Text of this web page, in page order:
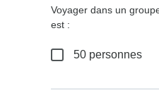
Voyager dans un
est :
50 personnes